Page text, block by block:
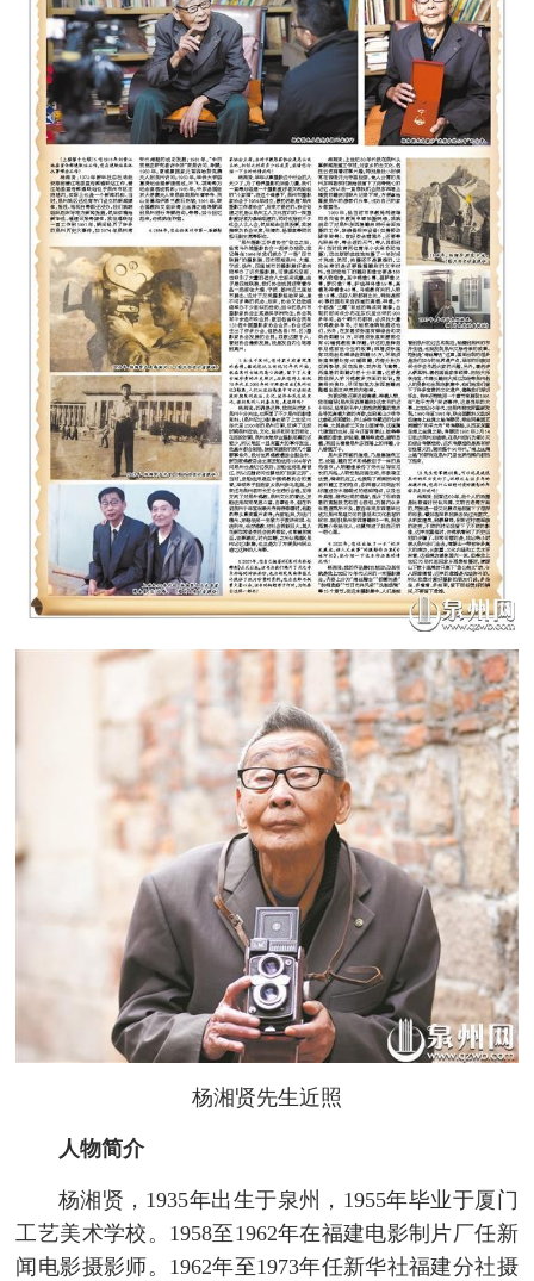
杨湘贤先生近照
人物简介
杨湘贤，1935年出生于泉州，1955年毕业于厦门
工艺美术学校。1958至1962年在福建电影制片厂任新
闻电影摄影师。1962年至1973年任新华社福建分社摄